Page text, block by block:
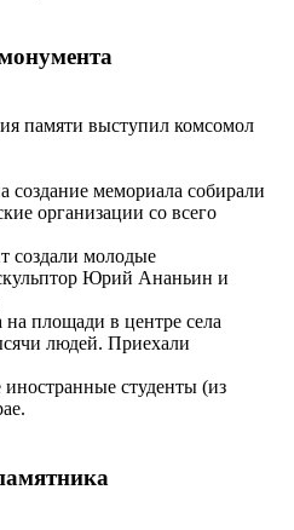
памяти выступил комсомол
создание мемориала собирали
организации со всего
создали молодые
Юрий Ананьин и
на площади в центре села
людей. Приехали
студенты (из